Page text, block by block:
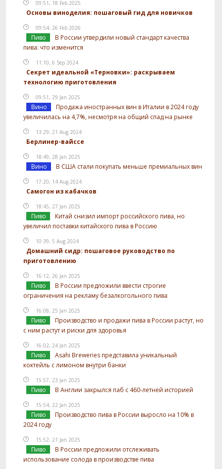
09:51, 18 Feb 2025
Основы виноделия: пошаговый гид для новичков
09:54, 26 Feb 2026
Пиво
В России утвердили новый стандарт качества
пива: что изменится
11:10, 6 Sep 2024
Секрет идеальной «Терновки»: раскрываем
технологию приготовления
09:51, 29 Jan 2025
Вино
Продажа иностранных вин в Италии в 2024 году
увеличилась на 4,7%, несмотря на общий спад на рынке
13:29, 21 Aug 2024
Берлинер-вайссе
18:49, 28 Jan 2025
Вино В США стали покупать меньше премиальных вин
17:20, 14 Aug 2024
Самогон из кабачков
18:45, 27 Jan 2025
Пиво
Китай снизил импорт российского пива, но
увеличил поставки китайского пива в Россию
10:39, 5 Aug 2024
Домашний сидр: пошаговое руководство по
приготовлению
16:12, 26 Jan 2025
Пиво
В России предложили ввести строгие
ограничения на рекламу безалкогольного пива
16:08, 25 Jan 2025
Пиво
Производство и продажи пива в России растут, но
с ним растут и риски для здоровья
16:02, 24 Jan 2025
Пиво
Asahi Breweries представила уникальный
коктейль с лимоном внутри банки
15:57, 23 Jan 2025
Пиво В Англии закрылся паб с 460-летней историей
15:54, 22 Jan 2025
Пиво
Производство пива в России выросло на 10% в
2024 году
15:52, 21 Jan 2025
Пиво
В России предложили отслеживать
использование солода в производстве пива